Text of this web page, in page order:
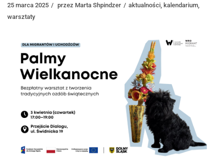
25 marca 2025 przez Marta Shpindzer aktualności kalendarium
warsztaty